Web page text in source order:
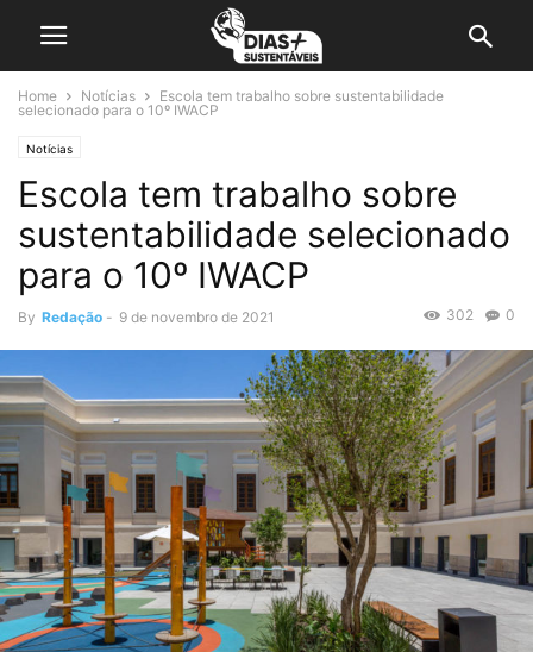
Home Notícias
Escola tem trabalho sobre sustentabilidade
selecionado para o 10º IWACP
Notícias
Escola tem trabalho sobre
sustentabilidade selecionado
para o 10º IWACP
By Redação - 9 de novembro de 2021 0
302